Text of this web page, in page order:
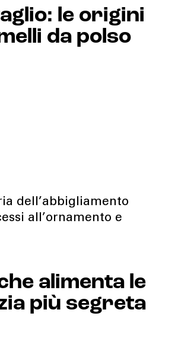
le origini
da polso
dell’abbigliamento
all’ornamento e
alimenta le
più segreta